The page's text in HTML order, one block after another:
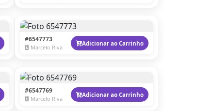
#6547773
Marcelo Riva
Adicionar ao Carrinho
#6547769
Marcelo Riva
Adicionar ao Carrinho